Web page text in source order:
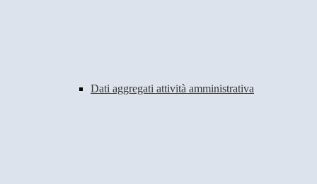
Dati aggregati attività amministrativa